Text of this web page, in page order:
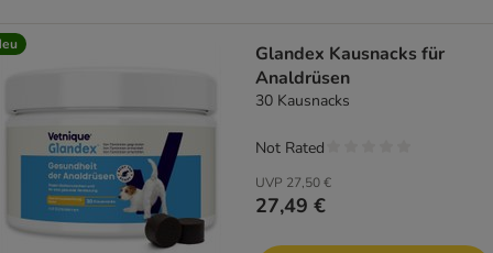
Glandex Kausnacks für
Analdrüsen
30 Kausnacks
UVP 27,50 €
27,49 €
Not Rated